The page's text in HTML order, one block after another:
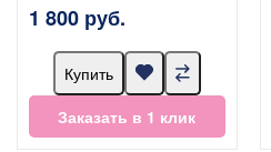
1 800 руб.
Купить
Заказать в 1 клик